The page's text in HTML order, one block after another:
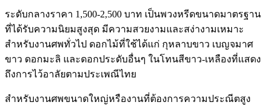
ระดับกลางราคา 1,500-2,500 บาท เป็นพวงหรีดขนาดมาตรฐาน
ที่ได้รับความนิยมสูงสุด มีความสวยงามและสง่างามเหมาะ
สำหรับงานศพทั่วไป ดอกไม้ที่ใช้ได้แก่ กุหลาบขาว เบญจมาศ
ขาว ดอกมะลิ และดอกประดับอื่นๆ ในโทนสีขาว-เหลืองที่แสดง
ถึงการไว้อาลัยตามประเพณีไทย
สำหรับงานศพขนาดใหญ่หรืองานที่ต้องการความประณีตสูง